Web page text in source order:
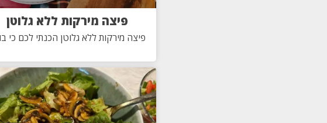
פיצה מירקות ללא גלוטן
פיצה מירקות ללא גלוטן הכנתי לכם כי